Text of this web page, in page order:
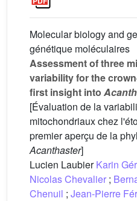
Molecular biology and
génétique moléculaires
Assessment of three
variability for the
first insight into
[Évaluation de la
mitochondriaux chez
premier aperçu de la
Acanthaster]
Lucien LaubierKarin
Nicolas Chevalier ;
Chenuil ; Jean-Pierre